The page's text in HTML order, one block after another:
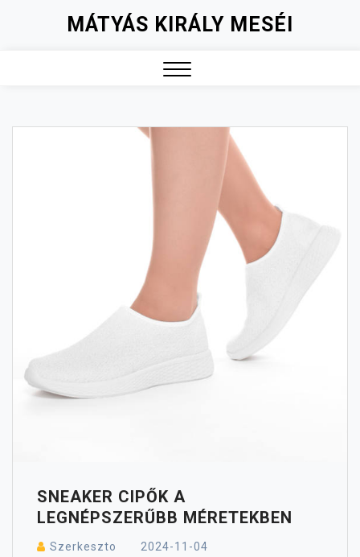
MÁTYÁS KIRÁLY MESÉI
SNEAKER CIPŐK A
LEGNÉPSZERŰBB MÉRETEKBEN
Szerkeszto 2024-11-04